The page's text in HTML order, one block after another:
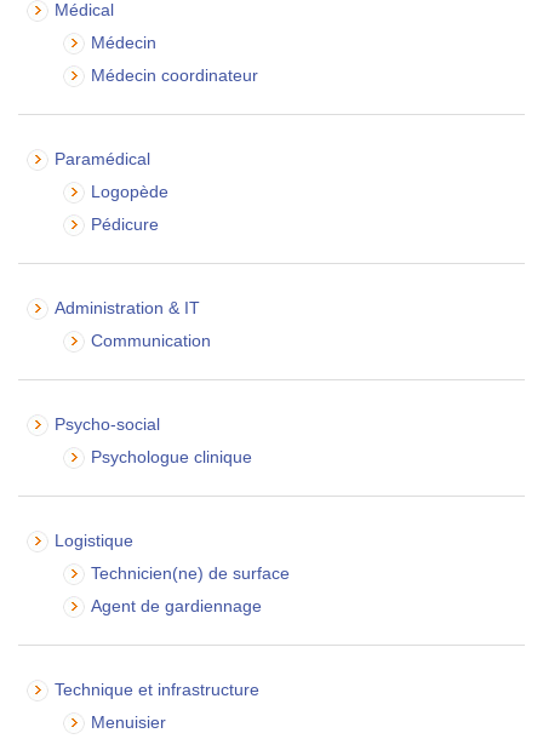
Médical
Médecin
Médecin coordinateur
Paramédical
Logopède
Pédicure
Administration & IT
Communication
Psycho-social
Psychologue clinique
Logistique
Technicien(ne) de surface
Agent de gardiennage
Technique et infrastructure
Menuisier